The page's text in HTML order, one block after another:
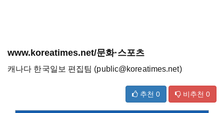
www.koreatimes.net/문화·스포츠
캐나다 한국일보 편집팀 (public@koreatimes.net)
추천 0 비추천 0